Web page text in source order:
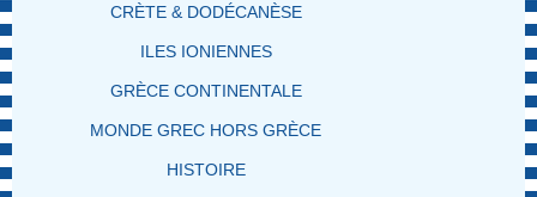
CRÈTE & DODÉCANÈSE
ILES IONIENNES
GRÈCE CONTINENTALE
MONDE GREC HORS GRÈCE
HISTOIRE